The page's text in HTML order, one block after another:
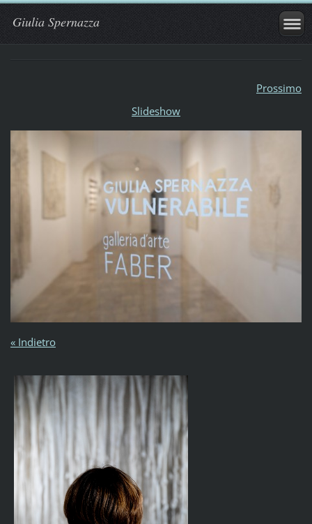
Giulia Spernazza
Prossimo
Slideshow
« Indietro